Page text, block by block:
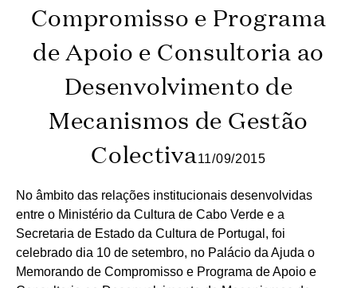
Compromisso e Programa
de Apoio e Consultoria ao
Desenvolvimento de
Mecanismos de Gestão
Colectiva11/09/2015
No âmbito das relações institucionais desenvolvidas
entre o Ministério da Cultura de Cabo Verde e a
Secretaria de Estado da Cultura de Portugal, foi
celebrado dia 10 de setembro, no Palácio da Ajuda o
Memorando de Compromisso e Programa de Apoio e